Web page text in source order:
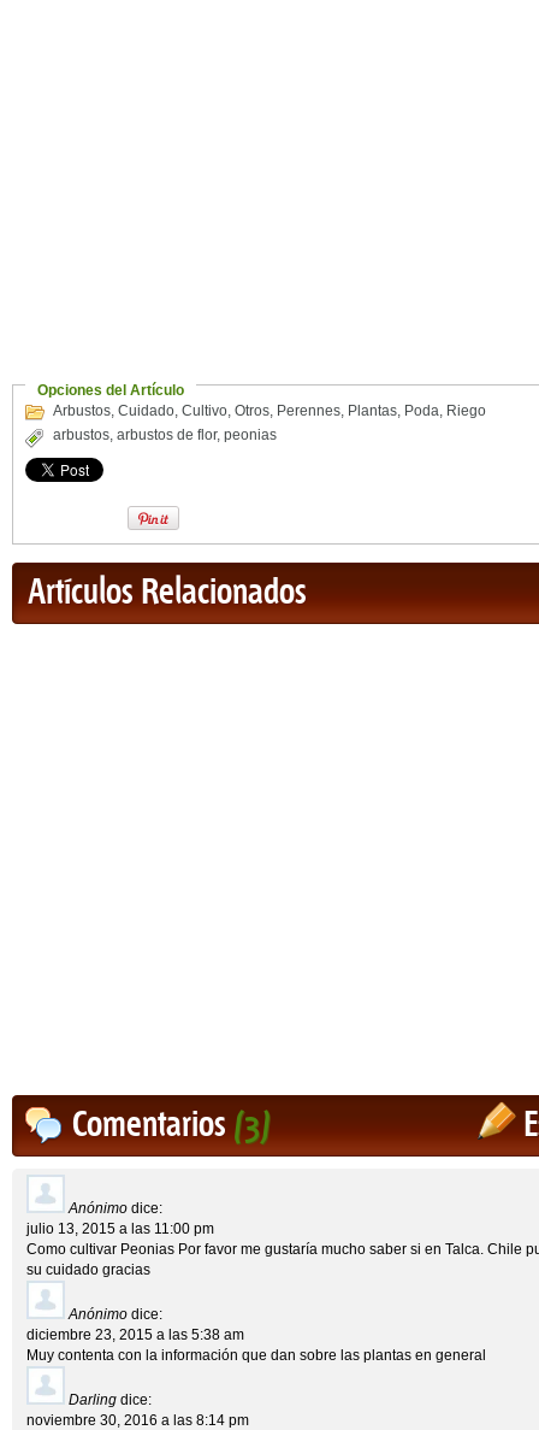
Opciones del Artículo
Arbustos, Cuidado, Cultivo, Otros, Perennes, Plantas, Poda, Riego
arbustos, arbustos de flor, peonias
Artículos Relacionados
Comentarios(3)
Anónimo dice:
julio 13, 2015 a las 11:00 pm
Como cultivar Peonias Por favor me gustaría mucho saber si en Talca. Chile
su cuidado gracias
Anónimo dice:
diciembre 23, 2015 a las 5:38 am
Muy contenta con la información que dan sobre las plantas en general
Darling dice:
noviembre 30, 2016 a las 8:14 pm